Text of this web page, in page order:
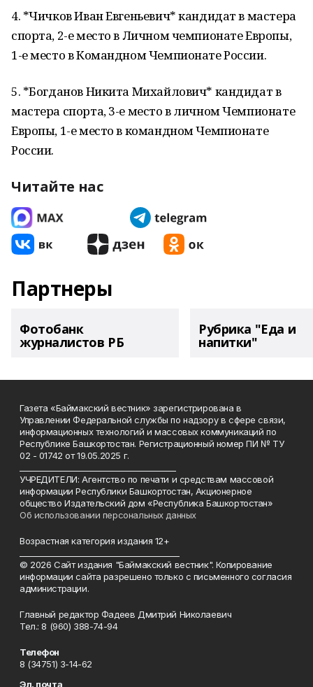
4. *Чичков Иван Евгеньевич* кандидат в мастера
спорта, 2-е место в Личном чемпионате Европы,
1-е место в Командном Чемпионате России.
5. *Богданов Никита Михайлович* кандидат в
мастера спорта, 3-е место в личном Чемпионате
Европы, 1-е место в командном Чемпионате
России.
Читайте нас
Партнеры
Фотобанк
журналистов РБ
Рубрика "Еда и
напитки"
Газета «Баймакский вестник» зарегистрирована в
Управлении Федеральной службы по надзору в сфере связи,
информационных технологий и массовых коммуникаций по
Республике Башкортостан. Регистрационный номер ПИ № ТУ
02 - 01742 от 19.05.2025 г.
УЧРЕДИТЕЛИ: Агентство по печати и средствам массовой
информации Республики Башкортостан, Акционерное
общество Издательский дом «Республика Башкортостан»
Об использовании персональных данных
Возрастная категория издания 12+
© 2026 Сайт издания "Баймакский вестник". Копирование
информации сайта разрешено только с письменного согласия
администрации.
Главный редактор Фадеев Дмитрий Николаевич
Тел.: 8 (960) 388-74-94
Телефон
8 (34751) 3-14-62
Эл. почта